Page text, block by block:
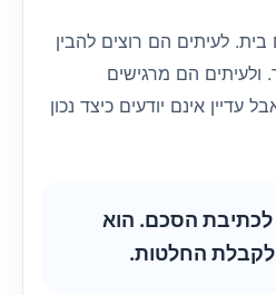
לעיתים הם רוצים להבין
הם מרגישים
אינם יודעים כיצד נכון
לכתיבת הסכם. הוא
החלטות.